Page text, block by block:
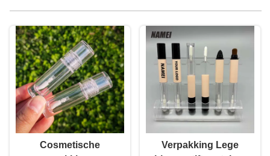
Cosmetische
Verpakking Lege